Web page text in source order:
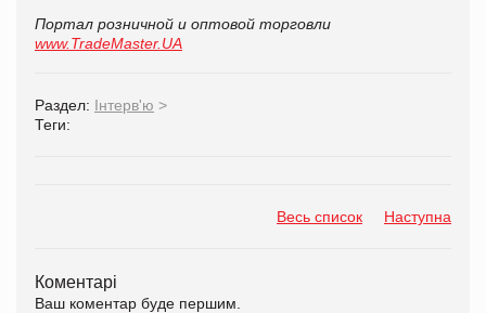
Портал розничной и оптовой торговли
www.TradeMaster.UA
Раздел: Інтерв'ю >
Теги:
Весь список Наступна
Коментарі
Ваш коментар буде першим.